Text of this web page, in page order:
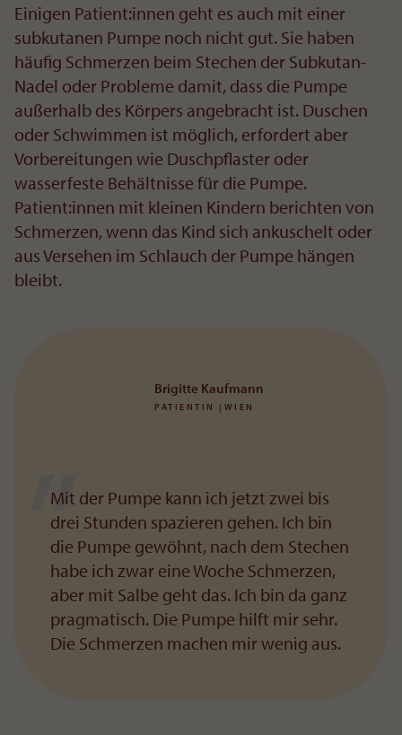
Einigen Patient:innen geht es auch mit einer
subkutanen Pumpe noch nicht gut. Sie haben
häufig Schmerzen beim Stechen der Subkutan-
Nadel oder Probleme damit, dass die Pumpe
außerhalb des Körpers angebracht ist. Duschen
oder Schwimmen ist möglich, erfordert aber
Vorbereitungen wie Duschpflaster oder
wasserfeste Behältnisse für die Pumpe.
Patient:innen mit kleinen Kindern berichten von
Schmerzen, wenn das Kind sich ankuschelt oder
aus Versehen im Schlauch der Pumpe hängen
bleibt.
Brigitte Kaufmann
PATIENTIN |WIEN
Mit der Pumpe kann ich jetzt zwei bis
drei Stunden spazieren gehen. Ich bin
die Pumpe gewöhnt, nach dem Stechen
habe ich zwar eine Woche Schmerzen,
aber mit Salbe geht das. Ich bin da ganz
pragmatisch. Die Pumpe hilft mir sehr.
Die Schmerzen machen mir wenig aus.